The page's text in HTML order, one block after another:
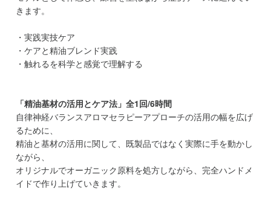
きます。
・実践実技ケア
・ケアと精油ブレンド実践
・触れるを科学と感覚で理解する
「精油基材の活用とケア法」全1回/6時間
自律神経バランスアロマセラピーアプローチの活用の幅を広げ
るために、
精油と基材の活用に関して、既製品ではなく実際に手を動かし
ながら、
オリジナルでオーガニック原料を処方しながら、完全ハンドメ
イドで作り上げていきます。